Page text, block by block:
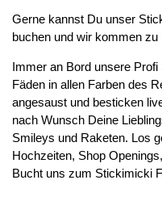
Gerne kannst Du unser
buchen und wir kommen zu
Immer an Bord unsere
Fäden in allen Farben des
angesaust und besticken
nach Wunsch Deine
Smileys und Raketen. Los
Hochzeiten, Shop
Bucht uns zum Stickimicki